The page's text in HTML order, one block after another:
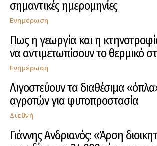
σημαντικές ημερομηνίες
Ενημέρωση
Πως η γεωργία και η
να αντιμετωπίσουν το θερμικό
Ενημέρωση
Λιγοστεύουν τα διαθέσιμα
αγροτών για φυτοπροστασία
Διεθνή
Γιάννης Ανδριανός: «Άρση